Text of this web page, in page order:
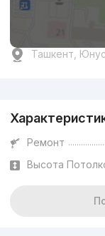
Ташкент,
Ремонт
Высота